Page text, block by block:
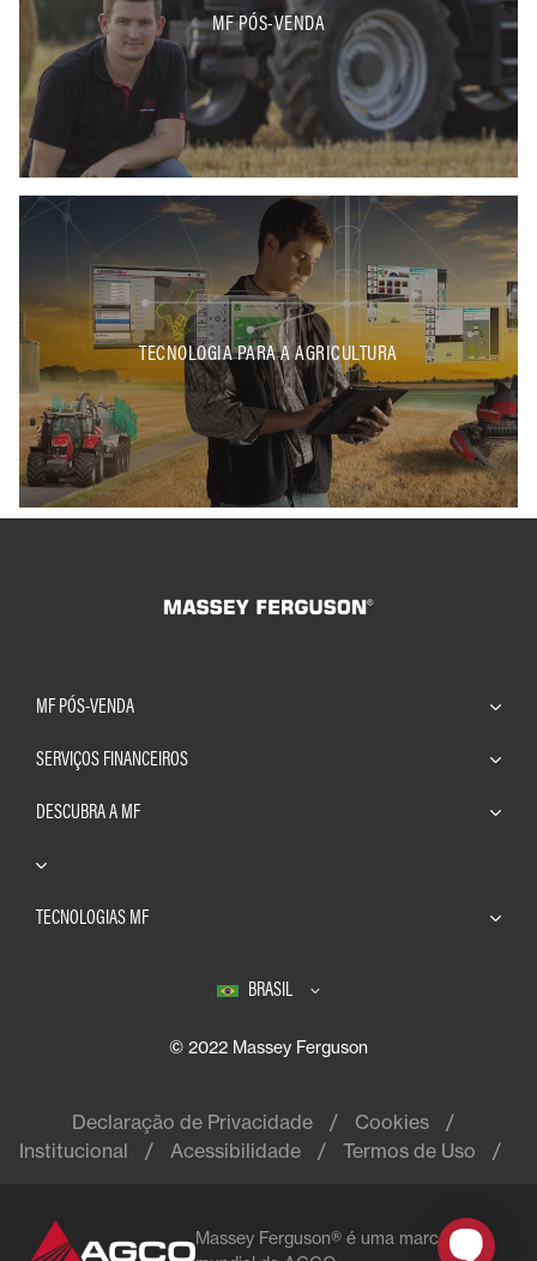
MF PÓS-VENDA
TECNOLOGIA PARA A AGRICULTURA
MF PÓS-VENDA
SERVIÇOS FINANCEIROS
DESCUBRA A MF
TECNOLOGIAS MF
BRASIL
© 2022 Massey Ferguson
Declaração de Privacidade
Cookies
Institucional
Acessibilidade Termos de Uso
Massey Ferguson® é uma marca